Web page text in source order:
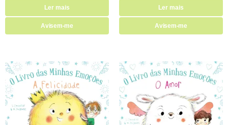
Ler mais
Avisem-me
Ler mais
Avisem-me